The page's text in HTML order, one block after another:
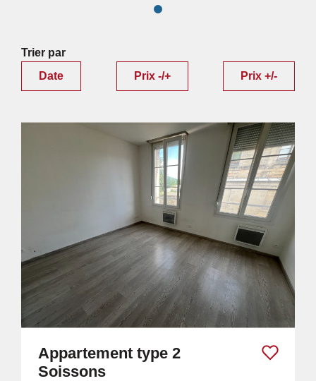
Trier par
Date
Prix -/+ Prix +/-
Appartement type 2
Soissons